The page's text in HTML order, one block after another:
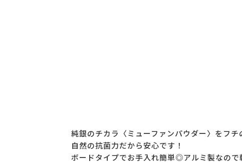
純銀のチカラ〈ミューファンパウダー〉をフ
自然の抗菌力だから安心です！
ボードタイプでお手入れ簡単◎アルミ製なので